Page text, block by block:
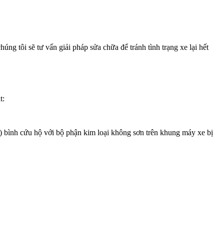
tôi sẽ tư vấn giải pháp sửa chữa để tránh tình trạng xe lại hết
cứu hộ với bộ phận kim loại không sơn trên khung máy xe bị